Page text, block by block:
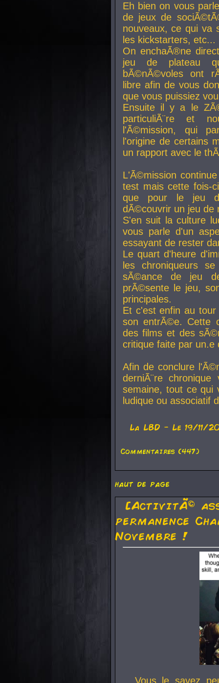
Eh bien on vous
de jeux de
nouveaux, ce qui va
les kickstarters, etc...
On enchaÃ®ne
jeu de plateau
bÃ©nÃ©voles ont
libre afin de vous
que vous puissiez
Ensuite il y a le
particuliÃ¨re et
l'Ã©mission, qui
l'origine de certains
un rapport avec le
L'Ã©mission
test mais cette fois-
que pour le jeu
dÃ©couvrir un jeu de
S'en suit la culture
vous parle d'un
essayant de rester
Le quart d'heure
les chroniqueurs
sÃ©ance de jeu
prÃ©sente le jeu,
principales.
Et c'est enfin au
son entrÃ©e. Cette
des films et des
critique faite par
Afin de conclure
derniÃ¨re
semaine, tout ce qui
ludique ou associatif
La LBD - Le 19/11/
Commentaires (447)
haut de page
[ActivitÃ©
permanence
Novembre !
Vous le savez